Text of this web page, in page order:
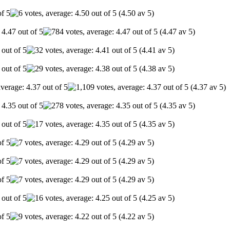
(4.50 av 5)
(4.47 av 5)
(4.41 av 5)
(4.38 av 5)
(4.37 av 5)
(4.35 av 5)
(4.35 av 5)
(4.29 av 5)
(4.29 av 5)
(4.29 av 5)
(4.25 av 5)
(4.22 av 5)